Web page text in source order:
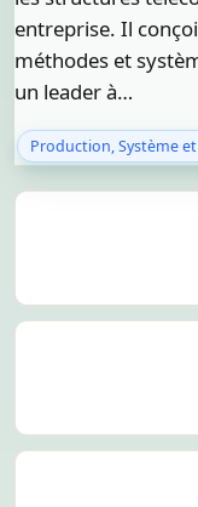
entreprise. Il
méthodes et
un leader à…
Production, Système